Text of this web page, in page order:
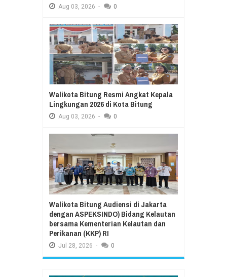
Aug 03, 2026 - 0
Walikota Bitung Resmi Angkat Kepala
Lingkungan 2026 di Kota Bitung
Aug 03, 2026 - 0
Walikota Bitung Audiensi di Jakarta
dengan ASPEKSINDO) Bidang Kelautan
bersama Kementerian Kelautan dan
Perikanan (KKP) RI
Jul 28, 2026 - 0